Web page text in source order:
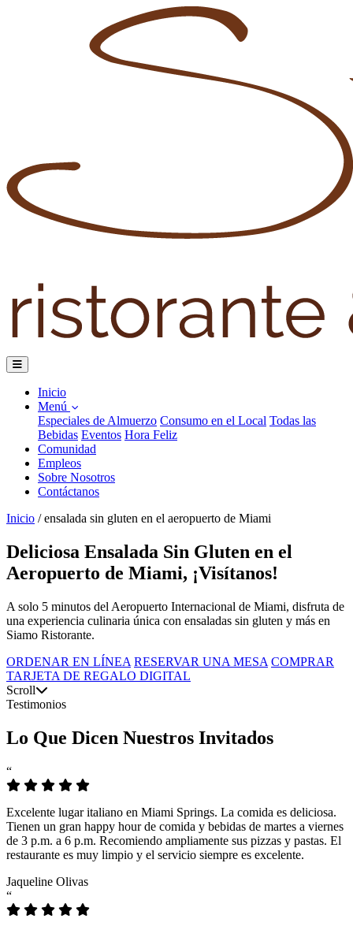
Inicio
Menú
Especiales de Almuerzo Consumo en el Local Todas las
Bebidas Eventos Hora Feliz
Comunidad
Empleos
Sobre Nosotros
Contáctanos
Inicio / ensalada sin gluten en el aeropuerto de Miami
Deliciosa Ensalada Sin Gluten en el
Aeropuerto de Miami, ¡Visítanos!
A solo 5 minutos del Aeropuerto Internacional de Miami, disfruta de
una experiencia culinaria única con ensaladas sin gluten y más en
Siamo Ristorante.
ORDENAR EN LÍNEA RESERVAR UNA MESA COMPRAR
TARJETA DE REGALO DIGITAL
Scroll
Testimonios
Lo Que Dicen Nuestros Invitados
“
Excelente lugar italiano en Miami Springs. La comida es deliciosa.
Tienen un gran happy hour de comida y bebidas de martes a viernes
de 3 p.m. a 6 p.m. Recomiendo ampliamente sus pizzas y pastas. El
restaurante es muy limpio y el servicio siempre es excelente.
Jaqueline Olivas
“